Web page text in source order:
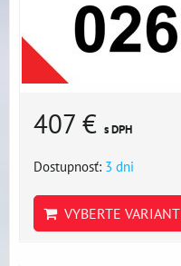
407 € s DPH
Dostupnosť: 3 dni
VYBERTE VARIANT